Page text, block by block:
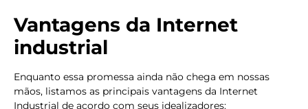
Vantagens da Internet
industrial
Enquanto essa promessa ainda não chega em nossas
mãos, listamos as principais vantagens da Internet
Industrial de acordo com seus idealizadores: